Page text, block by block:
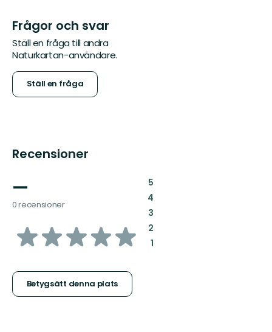
Frågor och svar
Ställ en fråga till andra
Naturkartan-användare.
Ställ en fråga
Recensioner
—
0 recensioner
av
stjärnor
Betygsätt denna plats
5:
4:
3:
2:
1: